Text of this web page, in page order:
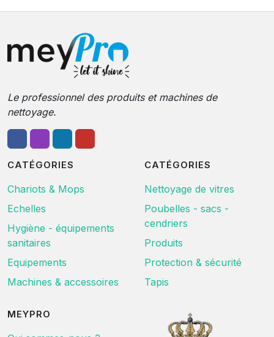
Le professionnel des produits et machines de
nettoyage.
CATÉGORIES
Chariots & Mops
Echelles
Hygiène - équipements
sanitaires
Equipements
Machines & accessoires
CATÉGORIES
Nettoyage de vitres
Poubelles - sacs -
cendriers
Produits
Protection & sécurité
Tapis
MEYPRO